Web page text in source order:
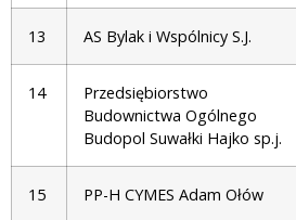
13 AS Bylak i Wspólnicy S.J.
14
Przedsiębiorstwo
Budownictwa Ogólnego
Budopol Suwałki Hajko sp.j.
15 PP-H CYMES Adam Ołów